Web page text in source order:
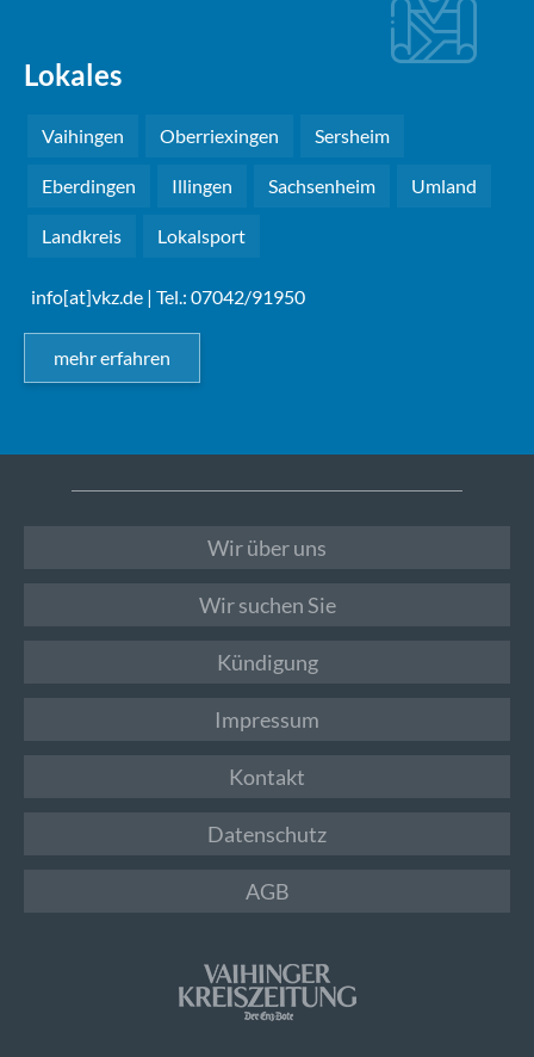
Lokales
Vaihingen Oberriexingen Sersheim
Eberdingen Illingen Sachsenheim Umland
Landkreis Lokalsport
info[at]vkz.de | Tel.: 07042/91950
mehr erfahren
Wir über uns
Wir suchen Sie
Kündigung
Impressum
Kontakt
Datenschutz
AGB